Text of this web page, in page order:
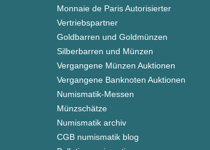
Monnaie de Paris Autorisierter
Vertriebspartner
Goldbarren und Goldmünzen
Silberbarren und Münzen
Vergangene Münzen Auktionen
Vergangene Banknoten Auktionen
Numismatik-Messen
Münzschätze
Numismatik archiv
CGB numismatik blog